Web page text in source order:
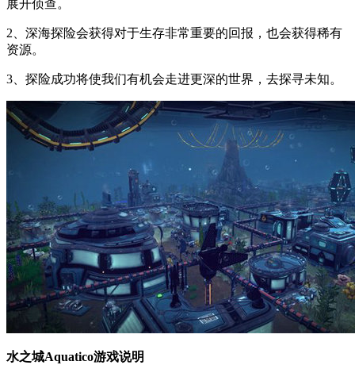
展开侦查。
2、深海探险会获得对于生存非常重要的回报，也会获得稀有
资源。
3、探险成功将使我们有机会走进更深的世界，去探寻未知。
水之城Aquatico游戏说明